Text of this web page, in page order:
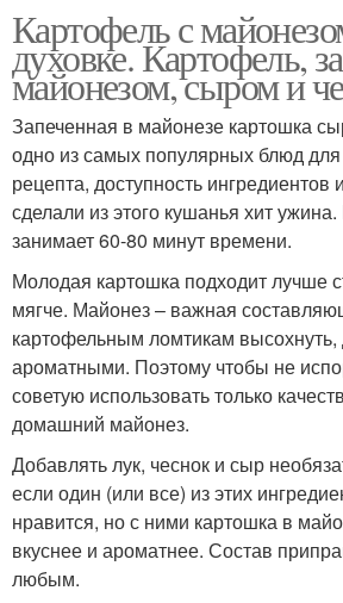
Картофель с
духовке. Картофель,
майонезом, сыром и
Запеченная в майонезе картошка
одно из самых популярных блюд для
рецепта, доступность ингредиентов
сделали из этого кушанья хит
занимает 60-80 минут времени.
Молодая картошка подходит лучше
мягче. Майонез – важная
картофельным ломтикам
ароматными. Поэтому чтобы не
советую использовать только
домашний майонез.
Добавлять лук, чеснок и сыр
если один (или все) из этих
нравится, но с ними картошка в
вкуснее и ароматнее. Состав
любым.